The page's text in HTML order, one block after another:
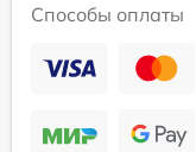
Способы оплаты